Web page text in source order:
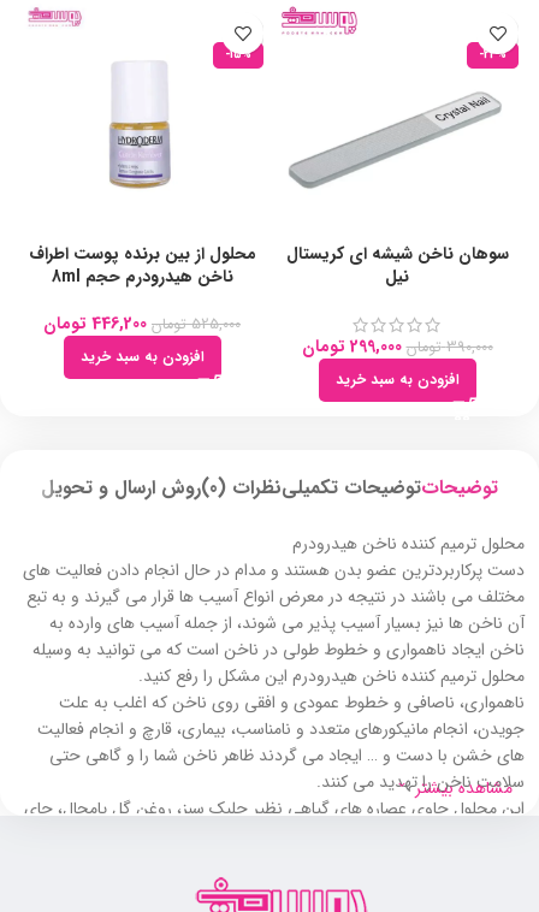
-23%
سوهان ناخن شیشه ای کریستال
نیل
390,000 تومان 299,000 تومان
افزودن به سبد خرید
-15%
محلول از بین برنده پوست اطراف
ناخن هیدرودرم حجم 8ml
525,000 تومان 446,200 تومان
افزودن به سبد خرید
توضیحاتتوضیحات تکمیلینظرات (0) روش ارسال و تحویل
محلول ترمیم کننده ناخن هیدرودرم
دست پرکاربردترین عضو بدن هستند و مدام در حال انجام دادن فعالیت های
مختلف می باشند در نتیجه در معرض انواع آسیب ها قرار می گیرند و به تبع
آن ناخن ها نیز بسیار آسیب پذیر می شوند، از جمله آسیب های وارده به
ناخن ایجاد ناهمواری و خطوط طولی در ناخن است که می توانید به وسیله
محلول ترمیم کننده ناخن هیدرودرم این مشکل را رفع کنید.
ناهمواری، ناصافی و خطوط عمودی و افقی روی ناخن که اغلب به علت
جویدن، انجام مانیکورهای متعدد و نامناسب، بیماری، قارچ و انجام فعالیت
های خشن با دست و … ایجاد می گردند ظاهر ناخن شما را و گاهی حتی
سلامت ناخن را تهدید می کنند.
این محلول حاوی عصاره های گیاهی نظیر جلبک سبز، روغن گل پامچال، چای
مشاهده بیشتر